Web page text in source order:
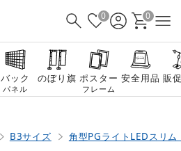
0 0
バック
パネル
のぼり旗 ポスター
フレーム
安全用品 販
B3サイズ 角型PGライトLEDスリ